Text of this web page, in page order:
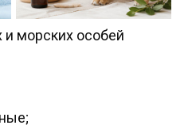
морских особей